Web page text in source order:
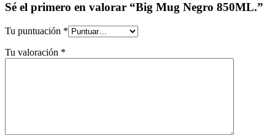
Sé el primero en valorar “Big Mug Negro 850ML.”
Tu puntuación *
Tu valoración *